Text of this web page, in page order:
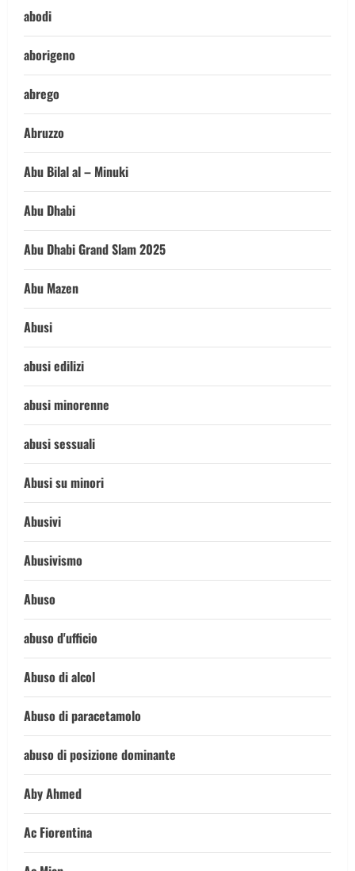
abodi
aborigeno
abrego
Abruzzo
Abu Bilal al – Minuki
Abu Dhabi
Abu Dhabi Grand Slam 2025
Abu Mazen
Abusi
abusi edilizi
abusi minorenne
abusi sessuali
Abusi su minori
Abusivi
Abusivismo
Abuso
abuso d'ufficio
Abuso di alcol
Abuso di paracetamolo
abuso di posizione dominante
Aby Ahmed
Ac Fiorentina